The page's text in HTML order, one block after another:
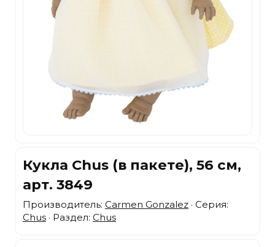
Кукла Chus (в пакете), 56 см,
арт. 3849
Производитель: Carmen Gonzalez · Серия:
Chus · Раздел: Chus